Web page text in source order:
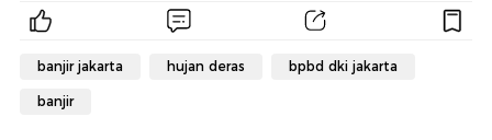
banjir jakarta hujan deras bpbd dki jakarta
banjir